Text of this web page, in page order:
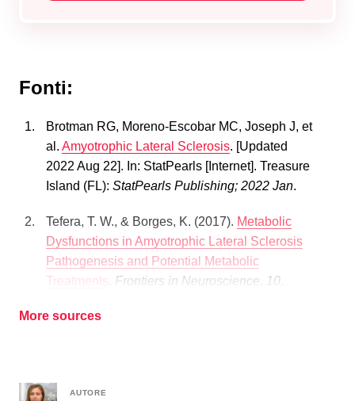
Fonti:
Brotman RG, Moreno-Escobar MC, Joseph J, et
al. Amyotrophic Lateral Sclerosis. [Updated
2022 Aug 22]. In: StatPearls [Internet]. Treasure
Island (FL): StatPearls Publishing; 2022 Jan.
Tefera, T. W., & Borges, K. (2017). Metabolic
Dysfunctions in Amyotrophic Lateral Sclerosis
Pathogenesis and Potential Metabolic
Treatments
Frontiers in Neuroscience, 10
More sources
AUTORE